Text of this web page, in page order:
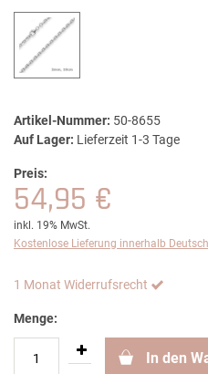
Artikel-Nummer: 50-8655
Auf Lager: Lieferzeit 1-3 Tage
Preis:
54,95 €
inkl. 19% MwSt.
Kostenlose Lieferung innerhalb
1 Monat Widerrufsrecht
Menge:
In den